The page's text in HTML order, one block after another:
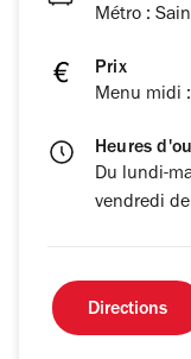
Métro :
Prix
Menu midi
Heures
Du lundi-
vendredi
Directions